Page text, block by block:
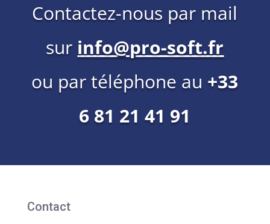
Contactez-nous par mail
sur info@pro-soft.fr
ou par téléphone au +33
6 81 21 41 91
Contact